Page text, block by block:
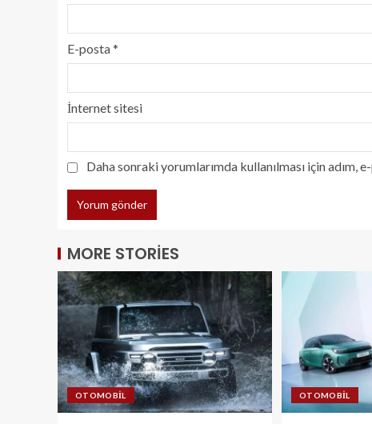
E-posta*
İnternet sitesi
Daha sonraki yorumlarımda kullanılması için adım,
MORE STORIES
OTOMOBIL OTOMOBIL